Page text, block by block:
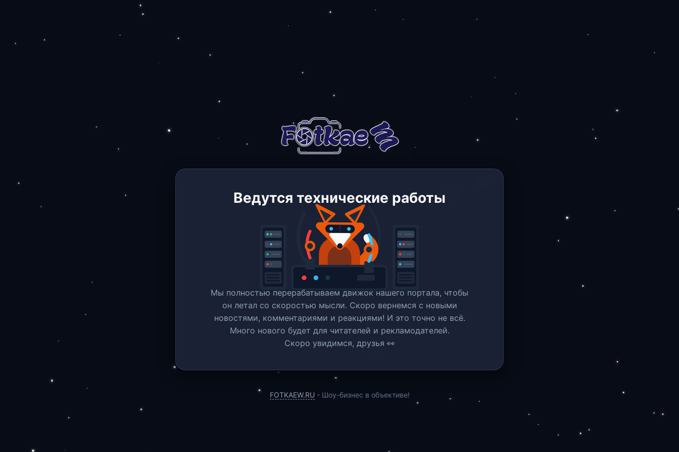
Ведутся технические работы
Мы полностью перерабатываем движок нашего портала, чтобы
он летал со скоростью мысли. Скоро вернемся c новыми
новостями, комментариями и реакциями! И это точно не всё.
Много нового будет для читателей и рекламодателей.
Скоро увидимся, друзья 👀
FOTKAEW.RU - Шоу-бизнес в объективе!